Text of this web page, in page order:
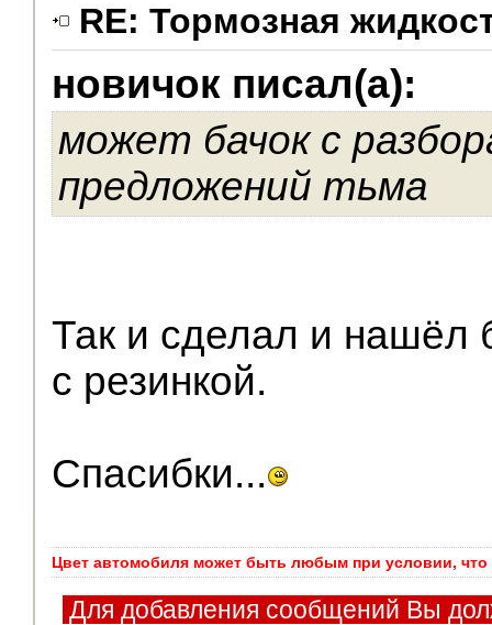
RE: Тормозная
новичок писал(а):
может бачок с
предложений тьма
Так и сделал и нашёл
с резинкой.
Спасибки...
Цвет автомобиля может быть любым при условии, что
Для добавления сообщений Вы